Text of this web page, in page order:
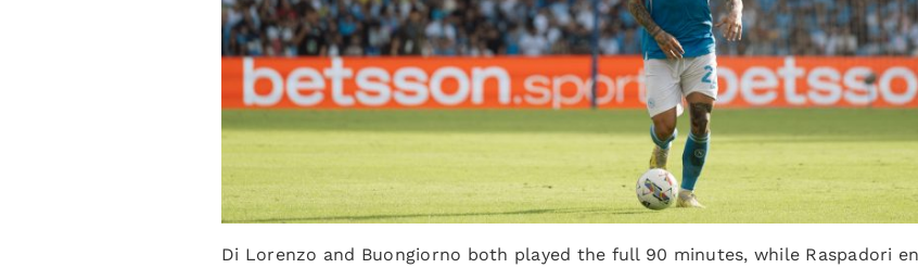
Di Lorenzo and Buongiorno both played the full 90 minutes, while Raspadori